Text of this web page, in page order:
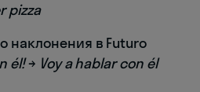
pizza
наклонения в Futuro
él!→ Voy a hablar con él